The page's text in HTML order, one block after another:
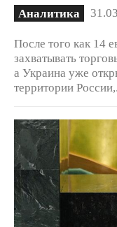
Аналитика
После того как 14
захватывать
а Украина уже
территории